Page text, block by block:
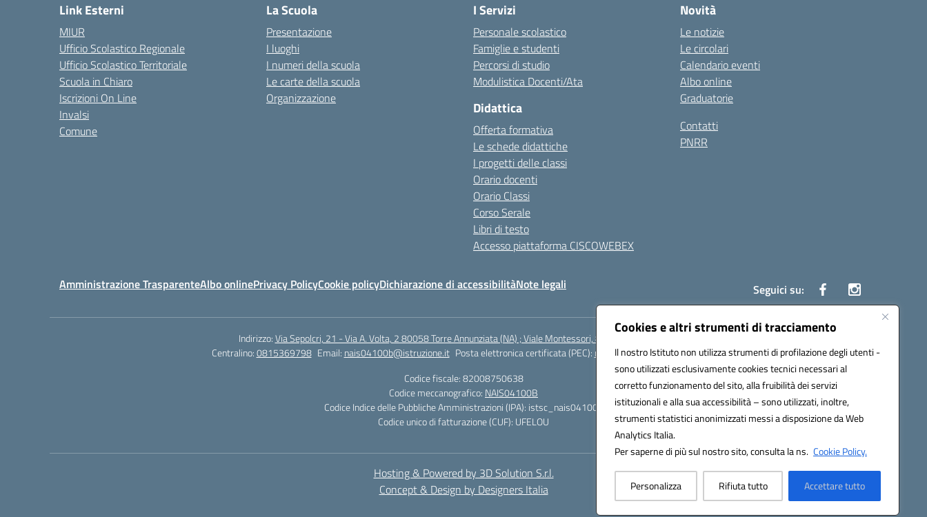
Cookies e altri strumenti di tracciamento
Il nostro Istituto non utilizza strumenti di profilazione degli utenti -
sono utilizzati esclusivamente cookies tecnici necessari al
corretto funzionamento del sito, alla fruibilità dei servizi
istituzionali e alla sua accessibilità – sono utilizzati, inoltre,
strumenti statistici anonimizzati messi a disposizione da Web
Analytics Italia.
Per saperne di più sul nostro sito, consulta la ns. Cookie Policy.
Personalizza Rifiuta tutto Accettare tutto
Link Esterni
MIUR
Ufficio Scolastico Regionale
Ufficio Scolastico Territoriale
Scuola in Chiaro
Iscrizioni On Line
Invalsi
Comune
La Scuola
Presentazione
I luoghi
I numeri della scuola
Le carte della scuola
Organizzazione
I Servizi
Personale scolastico
Famiglie e studenti
Percorsi di studio
Modulistica Docenti/Ata
Didattica
Offerta formativa
Le schede didattiche
I progetti delle classi
Orario docenti
Orario Classi
Corso Serale
Libri di testo
Accesso piattaforma CISCOWEBEX
Novità
Le notizie
Le circolari
Calendario eventi
Albo online
Graduatorie
Contatti
PNRR
Amministrazione TrasparenteAlbo onlinePrivacy PolicyCookie policyDichiarazione di accessibilitàNote legali Seguici su:
Indirizzo:Via Sepolcri, 21 - Via A. Volta, 2 80058 Torre Annunziata (NA) ; Viale Montessori, 80041 Boscoreale (NA)
Centralino:0815369798 Email: nais04100b@istruzione.it Posta elettronica certificata (PEC): nais04100b@pec.istruzione.it
Codice fiscale: 82008750638
Codice meccanografico: NAIS04100B
Codice Indice delle Pubbliche Amministrazioni (IPA): istsc_nais04100b
Codice unico di fatturazione (CUF): UFELOU
Hosting & Powered by 3D Solution S.r.l.
Concept & Design by Designers Italia